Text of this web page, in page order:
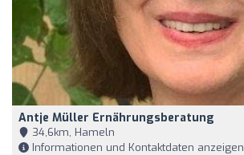
Antje Müller Ernährungsberatung
34,6km, Hameln
Informationen und Kontaktdaten anzeigen